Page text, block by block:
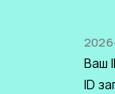
Ваш
ID